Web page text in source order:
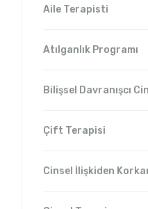
Aile Terapisti
Atılganlık Programı
Bilişsel Davranışcı
Çift Terapisi
Cinsel İlişkiden